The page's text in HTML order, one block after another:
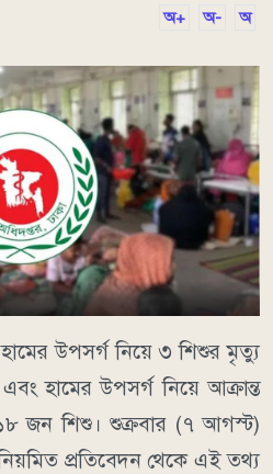
অ+ অ- অ
উপসর্গ নিয়ে ৩ শিশুর মৃত্যু
হামের উপসর্গ নিয়ে আক্রান্ত
জন শিশু। শুক্রবার (৭ আগস্ট)
নিয়মিত প্রতিবেদন থেকে এই তথ্য